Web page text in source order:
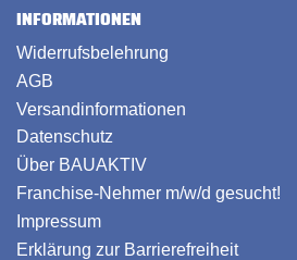
INFORMATIONEN
Widerrufsbelehrung
AGB
Versandinformationen
Datenschutz
Über BAUAKTIV
Franchise-Nehmer m/w/d gesucht!
Impressum
Erklärung zur Barrierefreiheit